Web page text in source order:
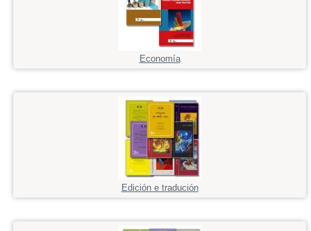
Economía
Edición e tradución